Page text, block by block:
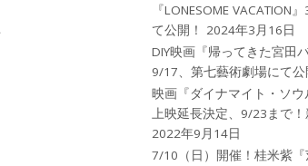
『LONESOME VACATION
て公開！
2024年3月16日
DIY映画『帰ってきた宮田
9/17、第七藝術劇場にて公
映画『ダイナマイト・ソ
上映延長決定、9/23まで！
2022年9月14日
7/10（日）開催！桂米紫